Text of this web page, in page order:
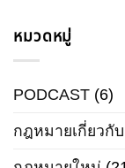
หมวดหมู่
PODCAST (6)
กฎหมายเกี่ยวกั